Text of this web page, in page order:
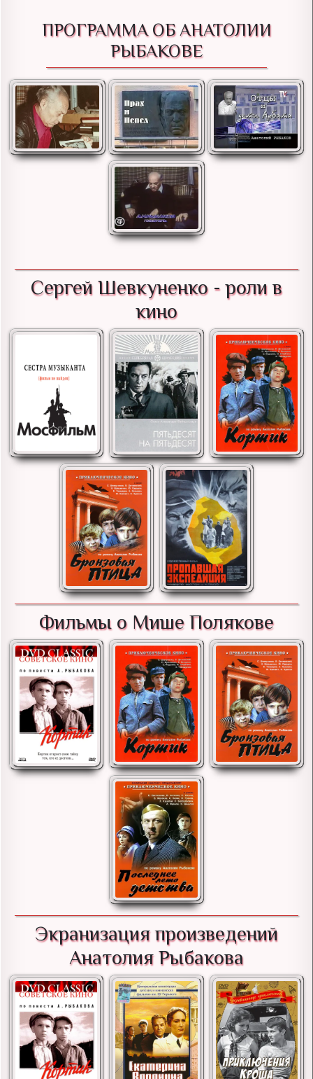
ПРОГРАММА ОБ АНАТОЛИИ
РЫБАКОВЕ
Сергей Шевкуненко - роли в
кино
Фильмы о Мише Полякове
Экранизация произведений
Анатолия Рыбакова